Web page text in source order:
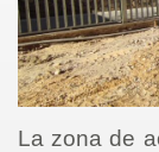
La zona de